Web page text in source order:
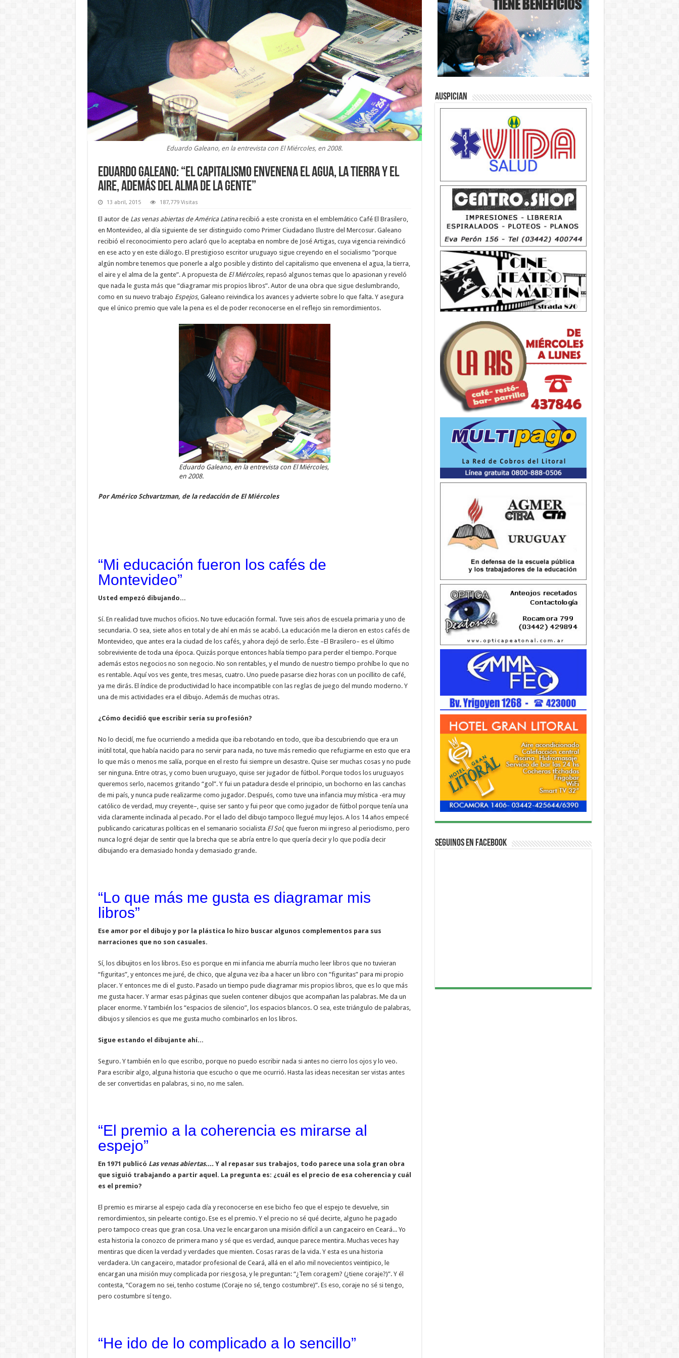
Eduardo Galeano, en la entrevista con El Miércoles, en 2008.
Eduardo Galeano: “El capitalismo envenena el agua, la tierra y el
aire, además del alma de la gente”
13 abril, 2015 187,779 Visitas
El autor de Las venas abiertas de América Latinarecibió a este cronista en el emblemático Café El Brasilero,
en Montevideo, al día siguiente de ser distinguido como Primer Ciudadano Ilustre del Mercosur. Galeano
recibió el reconocimiento pero aclaró que lo aceptaba en nombre de José Artigas, cuya vigencia reivindicó
en ese acto y en este diálogo. El prestigioso escritor uruguayo sigue creyendo en el socialismo “porque
algún nombre tenemos que ponerle a algo posible y distinto del capitalismo que envenena el agua, la tierra,
el aire y el alma de la gente”. A propuesta de El Miércoles, repasó algunos temas que lo apasionan y reveló
que nada le gusta más que “diagramar mis propios libros”. Autor de una obra que sigue deslumbrando,
como en su nuevo trabajo Espejos, Galeano reivindica los avances y advierte sobre lo que falta. Y asegura
que el único premio que vale la pena es el de poder reconocerse en el reflejo sin remordimientos.
Eduardo Galeano, en la entrevista con El Miércoles,
en 2008.
Por Américo Schvartzman, de la redacción de El Miércoles
“Mi educación fueron los cafés de
Montevideo”
Usted empezó dibujando...
Sí. En realidad tuve muchos oficios. No tuve educación formal. Tuve seis años de escuela primaria y uno de
secundaria. O sea, siete años en total y de ahí en más se acabó. La educación me la dieron en estos cafés de
Montevideo, que antes era la ciudad de los cafés, y ahora dejó de serlo. Éste –El Brasilero– es el último
sobreviviente de toda una época. Quizás porque entonces había tiempo para perder el tiempo. Porque
además estos negocios no son negocio. No son rentables, y el mundo de nuestro tiempo prohíbe lo que no
es rentable. Aquí vos ves gente, tres mesas, cuatro. Uno puede pasarse diez horas con un pocillito de café,
ya me dirás. El índice de productividad lo hace incompatible con las reglas de juego del mundo moderno. Y
una de mis actividades era el dibujo. Además de muchas otras.
¿Cómo decidió que escribir sería su profesión?
No lo decidí, me fue ocurriendo a medida que iba rebotando en todo, que iba descubriendo que era un
inútil total, que había nacido para no servir para nada, no tuve más remedio que refugiarme en esto que era
lo que más o menos me salía, porque en el resto fui siempre un desastre. Quise ser muchas cosas y no pude
ser ninguna. Entre otras, y como buen uruguayo, quise ser jugador de fútbol. Porque todos los uruguayos
queremos serlo, nacemos gritando “gol”. Y fui un patadura desde el principio, un bochorno en las canchas
de mi país, y nunca pude realizarme como jugador. Después, como tuve una infancia muy mística -era muy
católico de verdad, muy creyente–, quise ser santo y fui peor que como jugador de fútbol porque tenía una
vida claramente inclinada al pecado. Por el lado del dibujo tampoco llegué muy lejos. A los 14 años empecé
publicando caricaturas políticas en el semanario socialista El Sol, que fueron mi ingreso al periodismo, pero
nunca logré dejar de sentir que la brecha que se abría entre lo que quería decir y lo que podía decir
dibujando era demasiado honda y demasiado grande.
“Lo que más me gusta es diagramar mis
libros”
Ese amor por el dibujo y por la plástica lo hizo buscar algunos complementos para sus
narraciones que no son casuales.
Sí, los dibujitos en los libros. Eso es porque en mi infancia me aburría mucho leer libros que no tuvieran
“figuritas”, y entonces me juré, de chico, que alguna vez iba a hacer un libro con “figuritas” para mi propio
placer. Y entonces me di el gusto. Pasado un tiempo pude diagramar mis propios libros, que es lo que más
me gusta hacer. Y armar esas páginas que suelen contener dibujos que acompañan las palabras. Me da un
placer enorme. Y también los “espacios de silencio”, los espacios blancos. O sea, este triángulo de palabras,
dibujos y silencios es que me gusta mucho combinarlos en los libros.
Sigue estando el dibujante ahí...
Seguro. Y también en lo que escribo, porque no puedo escribir nada si antes no cierro los ojos y lo veo.
Para escribir algo, alguna historia que escucho o que me ocurrió. Hasta las ideas necesitan ser vistas antes
de ser convertidas en palabras, si no, no me salen.
“El premio a la coherencia es mirarse al
espejo”
En 1971 publicó Las venas abiertas.... Y al repasar sus trabajos, todo parece una sola gran obra
que siguió trabajando a partir aquel. La pregunta es: ¿cuál es el precio de esa coherencia y cuál
es el premio?
El premio es mirarse al espejo cada día y reconocerse en ese bicho feo que el espejo te devuelve, sin
remordimientos, sin pelearte contigo. Ese es el premio. Y el precio no sé qué decirte, alguno he pagado
pero tampoco creas que gran cosa. Una vez le encargaron una misión difícil a un cangaceiro en Ceará... Yo
esta historia la conozco de primera mano y sé que es verdad, aunque parece mentira. Muchas veces hay
mentiras que dicen la verdad y verdades que mienten. Cosas raras de la vida. Y esta es una historia
verdadera. Un cangaceiro, matador profesional de Ceará, allá en el año mil novecientos veintipico, le
encargan una misión muy complicada por riesgosa, y le preguntan: “¿Tem coragem? (¿tiene coraje?)”. Y él
contesta, “Coragem no sei, tenho costume (Coraje no sé, tengo costumbre)”. Es eso, coraje no sé si tengo,
pero costumbre sí tengo.
“He ido de lo complicado a lo sencillo”
Auspician
Seguinos en Facebook